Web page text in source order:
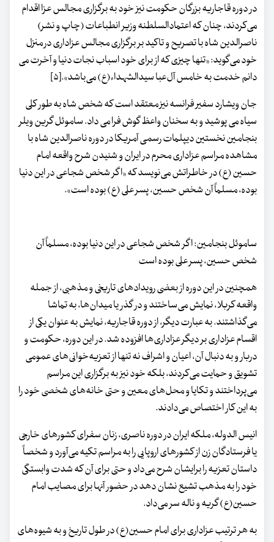
در دوره قاجاریه بزرگان حکومت نیز خود به برگزاری مجالس عزا اقدام
می‌کردند، چنان که اعتمادالسلطنه وزیر انطباعات (چاپ و نشر)
ناصرالدین شاه با تصریح و تاکید بر برگزاری مجالس عزاداری در منزل
خود می‌گوید: «تنها چیزی که از برای خود اسباب نجات دنیا و آخرت می
دانم خدمت به خامس آل‌عبا سیدالشهداء(ع) می‌باشد».[۵]
جان ویشارد سفیر فرانسه نیز معتقد است که شخص شاه به طور کلی
سیاه می پوشید و به سخنان واعظ گوش فرا می داد. ساموئل گرین ویلر
بنجامین نخستین دیپلمات رسمی آمریکا در دوره ناصرالدین شاه با
مشاهده مراسم عزاداری محرم در ایران و شنیدن شرح واقعه امام
حسین (ع) در خاطراتش می‌نویسد که «اگر شخص شجاعی در این دنیا
بوده، مسلماً آن شخص حسین، پسر علی (ع) بوده است».
ساموئل بنجامین: اگر شخص شجاعی در این دنیا بوده، مسلماً آن
شخص حسین، پسر علی بوده است
همچنین در این دوره از بعضی رویدادهای تاریخی و مذهبی، از جمله
واقعه کربلا، نمایش می‌ساختند و در گذر یا میدان‌ها، به تماشا
می‌گذاشتند. به عبارت دیگر، از دوره قاجاریه، نمایش به عنوان یکی از
اقسام عزاداری بر دیگر عزاداری‌ها افزوده شد. در این دوره، حکومت و
دربار و به دنبال آن، اعیان و اشراف نه تنها از تعزیه‌خوانی‌های عمومی
تشویق و حمایت می‌کردند، بلکه خود نیز به برگزاری این مراسم
می‌پرداختند و تکایا و محل‌های معین و حتی خانه‌های شخصی خود را
به این کار اختصاص می‌دادند.
انیس الدوله، ملکه ایران در دوره ناصری، زنان سفرای کشورهای خارجی
یا فرستادگان زن از کشورهای اروپایی را به مراسم تکیه می‌آورد و شخصاً
داستان تعزیه را برایشان شرح می‌داد و حتی برای آن که شدت وابستگی
خود را به مذهب تشیع نشان دهد در حضور آنها برای مصایب امام
حسین(ع) گریه و ناله سر می‌داد.
به هر ترتیب عزاداری برای امام حسین(ع) در طول تاریخ و به شیوه‌های